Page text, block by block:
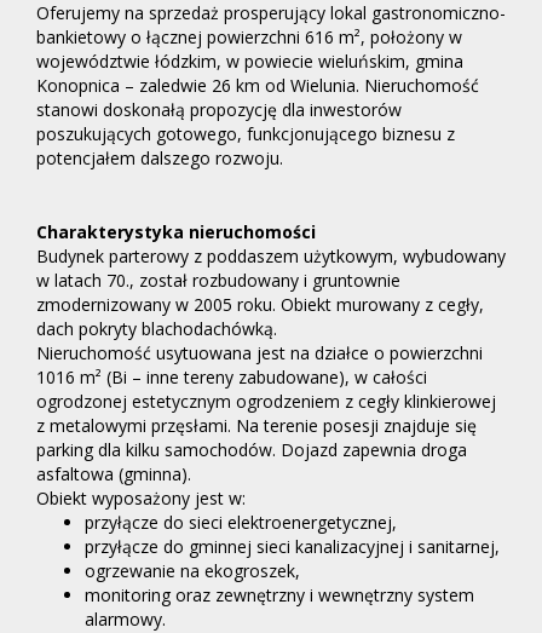
Oferujemy na sprzedaż prosperujący lokal gastronomiczno-
bankietowy o łącznej powierzchni 616 m², położony w
województwie łódzkim, w powiecie wieluńskim, gmina
Konopnica – zaledwie 26 km od Wielunia. Nieruchomość
stanowi doskonałą propozycję dla inwestorów
poszukujących gotowego, funkcjonującego biznesu z
potencjałem dalszego rozwoju.
Charakterystyka nieruchomości
Budynek parterowy z poddaszem użytkowym, wybudowany
w latach 70., został rozbudowany i gruntownie
zmodernizowany w 2005 roku. Obiekt murowany z cegły,
dach pokryty blachodachówką.
Nieruchomość usytuowana jest na działce o powierzchni
1016 m² (Bi – inne tereny zabudowane), w całości
ogrodzonej estetycznym ogrodzeniem z cegły klinkierowej
z metalowymi przęsłami. Na terenie posesji znajduje się
parking dla kilku samochodów. Dojazd zapewnia droga
asfaltowa (gminna).
Obiekt wyposażony jest w:
przyłącze do sieci elektroenergetycznej,
przyłącze do gminnej sieci kanalizacyjnej i sanitarnej,
ogrzewanie na ekogroszek,
monitoring oraz zewnętrzny i wewnętrzny system
alarmowy.